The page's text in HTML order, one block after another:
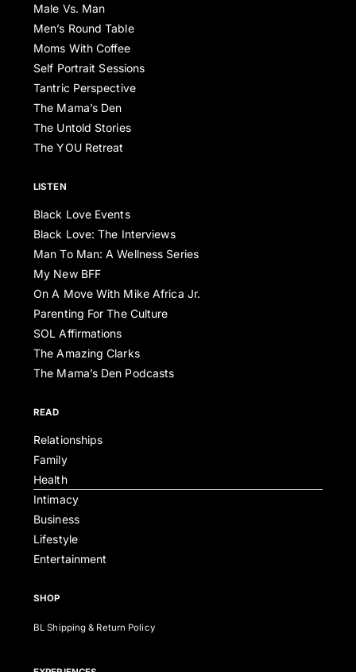
Male Vs. Man
Men’s Round Table
Moms With Coffee
Self Portrait Sessions
Tantric Perspective
The Mama’s Den
The Untold Stories
The YOU Retreat
LISTEN
Black Love Events
Black Love: The Interviews
Man To Man: A Wellness Series
My New BFF
On A Move With Mike Africa Jr.
Parenting For The Culture
SOL Affirmations
The Amazing Clarks
The Mama’s Den Podcasts
READ
Relationships
Family
Health
Intimacy
Business
Lifestyle
Entertainment
SHOP
BL Shipping & Return Policy